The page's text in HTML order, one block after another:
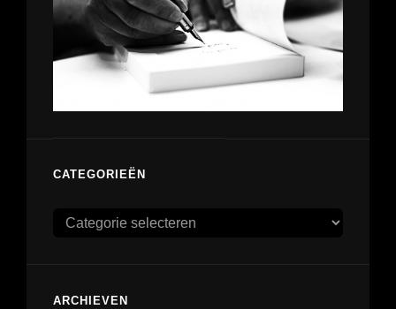
CATEGORIEËN
Categorieën
ARCHIEVEN